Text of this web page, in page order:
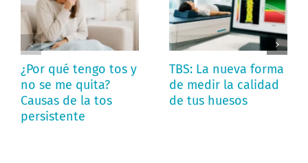
¿Por qué tengo tos y
no se me quita?
Causas de la tos
persistente
TBS: La nueva forma
de medir la calidad
de tus huesos